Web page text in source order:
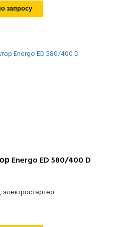
запросу
Energo ED 580/400 D
электростартер